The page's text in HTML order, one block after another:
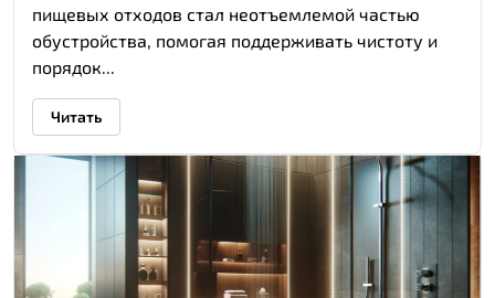
пищевых отходов стал неотъемлемой частью
обустройства, помогая поддерживать чистоту и
порядок...
Читать